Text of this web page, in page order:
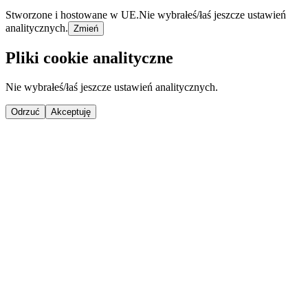
Stworzone i hostowane w UE.Nie wybrałeś/łaś jeszcze ustawień
analitycznych. Zmień
Pliki cookie analityczne
Nie wybrałeś/łaś jeszcze ustawień analitycznych.
Odrzuć Akceptuję